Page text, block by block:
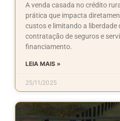
A venda casada no crédito
prática que impacta
custos e limitando a liberdade
contratação de seguros e
financiamento.
LEIA MAIS »
25/11/2025